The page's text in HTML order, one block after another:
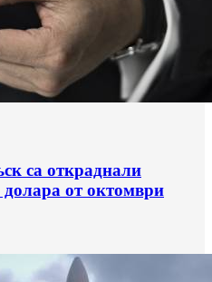
са откраднали
от октомври